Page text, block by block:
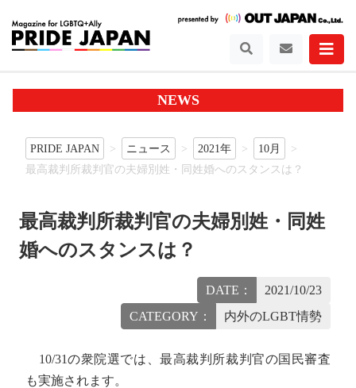
NEWS
PRIDE JAPAN ニュース 2021年
10月
最高裁判所裁判官の夫婦別姓・同姓婚へのスタンスは？
最高裁判所裁判官の夫婦別姓・同姓
婚へのスタンスは？
DATE：
2021/10/23
CATEGORY：
内外のLGBT情勢
10/31の衆院選では、最高裁判所裁判官の国民審査
も実施されます。